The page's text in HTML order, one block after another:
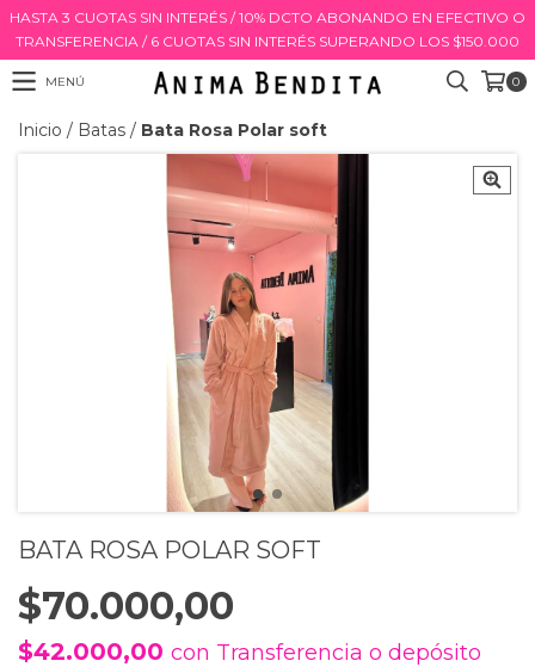
HASTA 3 CUOTAS SIN INTERÉS / 10% DCTO ABONANDO EN EFECTIVO O
TRANSFERENCIA / 6 CUOTAS SIN INTERÉS SUPERANDO LOS $150.000
MENÚ 0
Inicio / Batas / Bata Rosa Polar soft
BATA ROSA POLAR SOFT
$70.000,00
$42.000,00 con Transferencia o depósito